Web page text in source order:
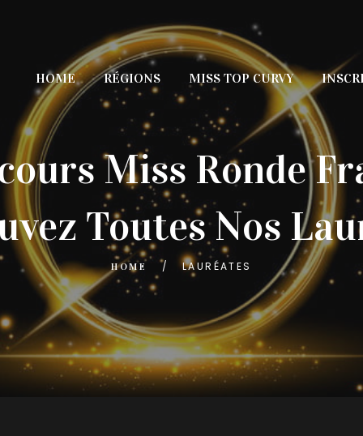
HOME RÉGIONS MISS TOP CURVY
Miss Ronde
Toutes Nos
HOME LAURÉATES